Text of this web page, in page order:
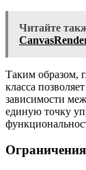
Читайте
Таким образом,
класса
зависимости
единую точку